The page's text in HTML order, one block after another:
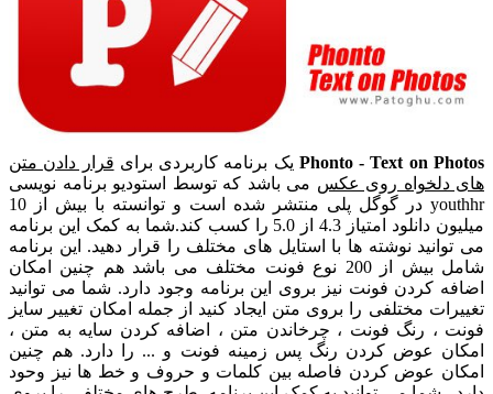
Phonto - Text on Photos یک برنامه کاربردی برای قرار دادن متن
های دلخواه روی عکس می باشد که توسط استودیو برنامه نویسی
youthhr در گوگل پلی منتشر شده است و توانسته با بیش از 10
میلیون دانلود امتیاز 4.3 از 5.0 را کسب کند.شما به کمک این برنامه
می توانید نوشته ها با استایل های مختلف را قرار دهید. این برنامه
شامل بیش از 200 نوع فونت مختلف می باشد هم چنین امکان
اضافه کردن فونت نیز بروی این برنامه وجود دارد. شما می توانید
تغییرات مختلفی را بروی متن ایجاد کنید از جمله امکان تغییر سایز
فونت ، رنگ فونت ، چرخاندن متن ، اضافه کردن سایه به متن ،
امکان عوض کردن رنگ پس زمینه فونت و ... را دارد. هم چنین
امکان عوض کردن فاصله بین کلمات و حروف و خط ها نیز وحود